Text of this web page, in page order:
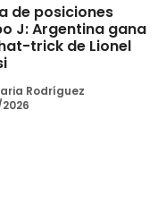
de posiciones
J: Argentina gana
trick de Lionel
Rodríguez